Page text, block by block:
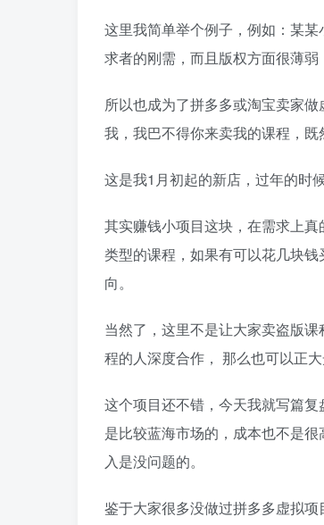
这里我简单举个例子，例如：某
求者的刚需，而且版权方面很薄弱
所以也成为了拼多多或淘宝卖家
我，我巴不得你来卖我的课程，既
这是我1月初起的新店，过年的时
其实赚钱小项目这块，在需求上
类型的课程，如果有可以花几块
向。
当然了，这里不是让大家卖盗版
程的人深度合作， 那么也可以正
这个项目还不错，今天我就写篇
是比较蓝海市场的，成本也不是
入是没问题的。
鉴于大家很多没做过拼多多虚拟